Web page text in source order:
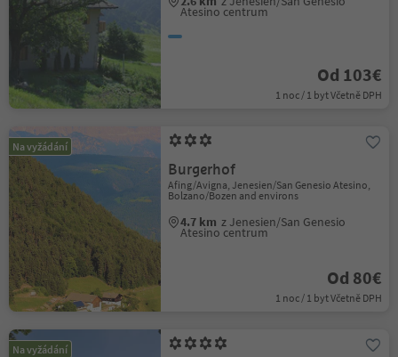
Atesino centrum
Od 103€
1 noc / 1 byt Včetně DPH
Na vyžádání
Burgerhof
Afing/Avigna, Jenesien/San Genesio Atesino,
Bolzano/Bozen and environs
4.7 km z Jenesien/San Genesio
Atesino centrum
Od 80€
1 noc / 1 byt Včetně DPH
Na vyžádání